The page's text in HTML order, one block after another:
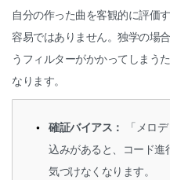
自分の作った曲を客観的に評価
容易ではありません。独学の場
うフィルターがかかってしまうた
なります。
確証バイアス：
「メロ
込みがあると、コード進
気づけなくなります。